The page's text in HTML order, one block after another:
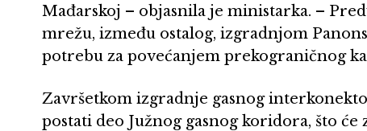
Mađarskoj – objasnila je ministarka. –
mrežu, između ostalog, izgradnjom
potrebu za povećanjem prekograničnog
Završetkom izgradnje gasnog
postati deo Južnog gasnog koridora, što